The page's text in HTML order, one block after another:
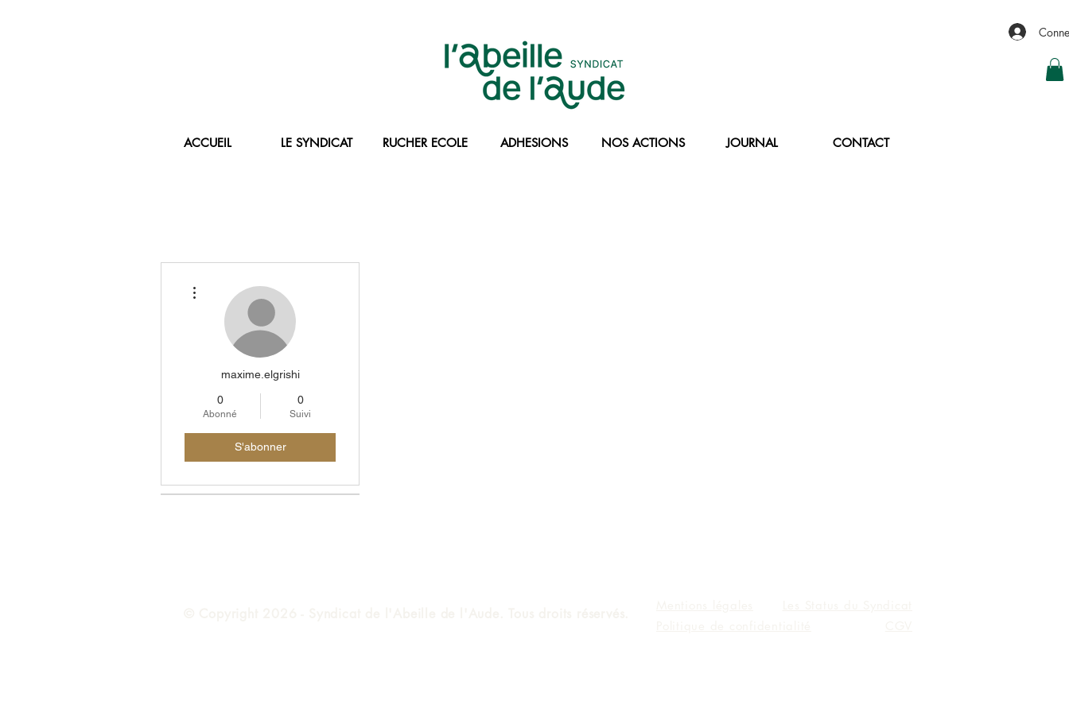
ACCUEIL LE SYNDICAT RUCHER ECOLE ADHESIONS NOS ACTIONS JOURNAL CONTACT
maxime.elgrishi
0
Abonné
0
Suivi
S'abonner